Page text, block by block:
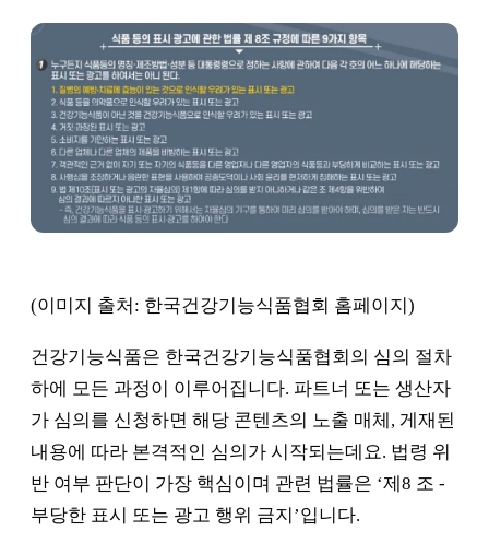
(이미지 출처: 한국건강기능식품협회 홈페이지)
건강기능식품은 한국건강기능식품협회의 심의 절차
하에 모든 과정이 이루어집니다. 파트너 또는 생산자
가 심의를 신청하면 해당 콘텐츠의 노출 매체, 게재된
내용에 따라 본격적인 심의가 시작되는데요. 법령 위
반 여부 판단이 가장 핵심이며 관련 법률은 ‘제8 조 -
부당한 표시 또는 광고 행위 금지’입니다.